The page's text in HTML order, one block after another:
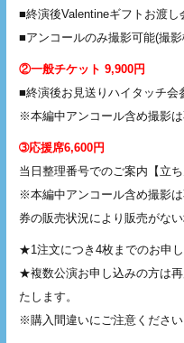
■終演後Valentineギフトお渡し
■アンコールのみ撮影可能(撮
②一般チケット 9,900円
■終演後お見送りハイタッチ会
※本編中アンコール含め撮影は
➂応援席6,600円
当日整理番号でのご案内【立
※本編中アンコール含め撮影は
券の販売状況により販売がない
★1注文につき4枚までのお申し
★複数公演お申し込みの方は
たします。
※購入間違いにご注意くださ